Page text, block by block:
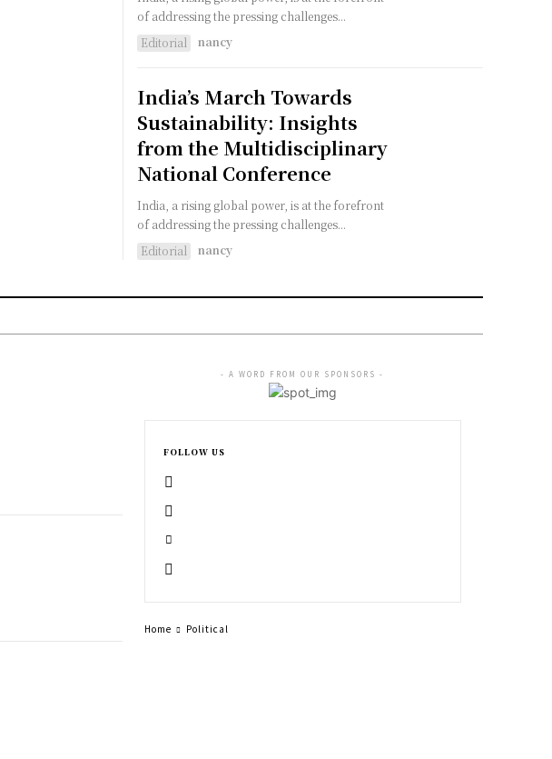
of addressing the pressing challenges...
Editorial
nancy
India’s March Towards
Sustainability: Insights
from the Multidisciplinary
National Conference
India, a rising global power, is at the forefront
of addressing the pressing challenges...
Editorial
nancy
- A WORD FROM OUR SPONSORS -
FOLLOW US
Home Political